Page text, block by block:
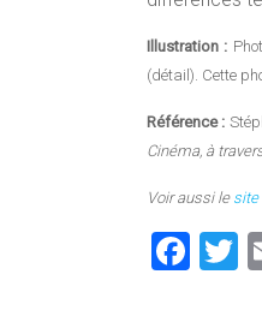
Illustration :
(détail). Cette
Référence :
Cinéma, à
Voir aussi le site
F
T